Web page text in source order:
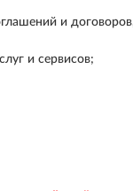
и
и сервисов;